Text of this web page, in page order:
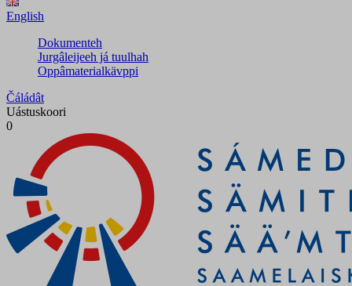
English
Dokumenteh
Jurgâleijeeh já tuulhah
Oppâmaterialkävppi
Čáládât
Uástuskoori
0